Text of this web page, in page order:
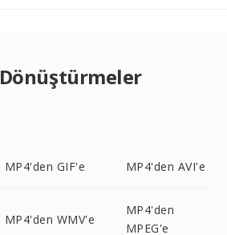
MP4'den GIF'e MP4'den AVI'e
MP4'den WMV'e
MP4'den
MPEG'e